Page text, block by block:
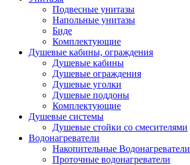
Подвесные унитазы
Напольные унитазы
Биде
Комплектующие
Душевые кабины, ограждения
Душевые кабины
Душевые ограждения
Душевые уголки
Душевые поддоны
Комплектующие
Душевые системы
Душевые стойки со смесителями
Водонагреватели
Накопительные Водонагреватели
Проточные водонагреватели